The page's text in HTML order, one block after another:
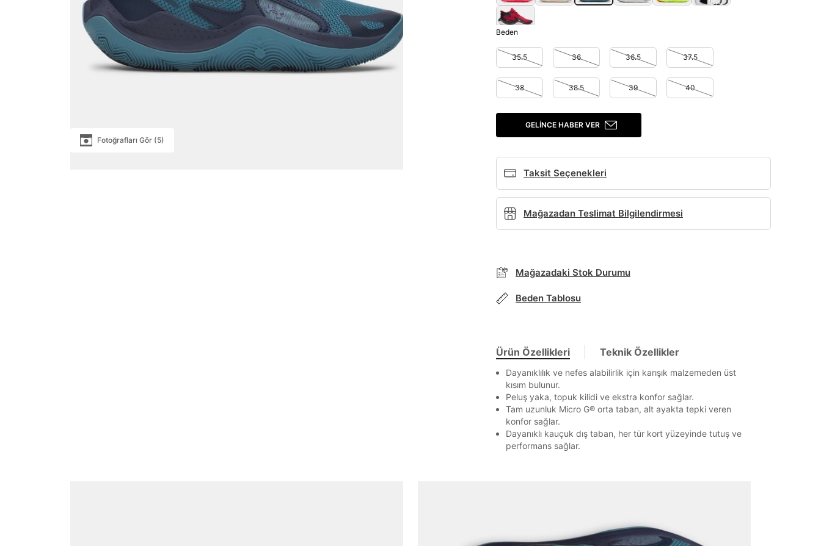
Fotoğrafları Gör (5)
Beden
35.5 36 36.5 37.5
38 38.5 39 40
GELINCE HABER VER
Taksit Seçenekleri
Mağazadan Teslimat Bilgilendirmesi
Mağazadaki Stok Durumu
Beden Tablosu
Ürün Özellikleri Teknik Özellikler
Dayanıklılık ve nefes alabilirlik için karışık malzemeden üst
kısım bulunur.
Peluş yaka, topuk kilidi ve ekstra konfor sağlar.
Tam uzunluk Micro G® orta taban, alt ayakta tepki veren
konfor sağlar.
Dayanıklı kauçuk dış taban, her tür kort yüzeyinde tutuş ve
performans sağlar.